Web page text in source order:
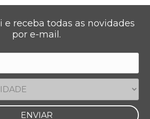
e receba todas as novidades
por e-mail.